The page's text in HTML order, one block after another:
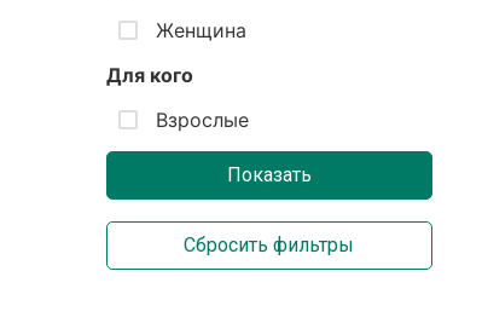
Женщина
Для кого
Взрослые